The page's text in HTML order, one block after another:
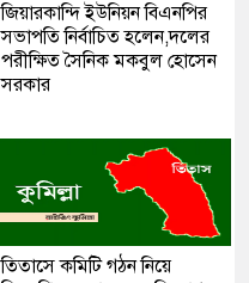
জিয়ারকান্দি ইউনিয়ন বিএনপির
সভাপতি নির্বাচিত হলেন,দলের
পরীক্ষিত সৈনিক মকবুল হোসেন
সরকার
তিতাসে কমিটি গঠন নিয়ে